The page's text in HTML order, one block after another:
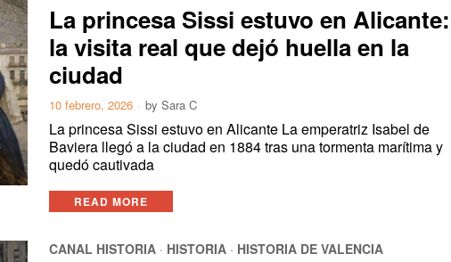
La princesa Sissi estuvo en Alicante:
la visita real que dejó huella en la
ciudad
10 febrero, 2026 bySara C
La princesa Sissi estuvo en Alicante La emperatriz Isabel de
Baviera llegó a la ciudad en 1884 tras una tormenta marítima y
quedó cautivada
READ MORE
CANAL HISTORIA · HISTORIA · HISTORIA DE VALENCIA